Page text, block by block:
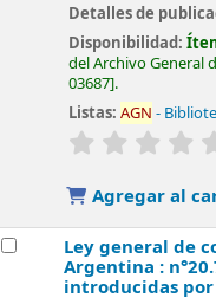
Detalles de
Disponibilidad:
del Archivo General
03687 .
Listas: AGN -
valoración
Agregar al
Ley general de
Argentina :
introducidas por